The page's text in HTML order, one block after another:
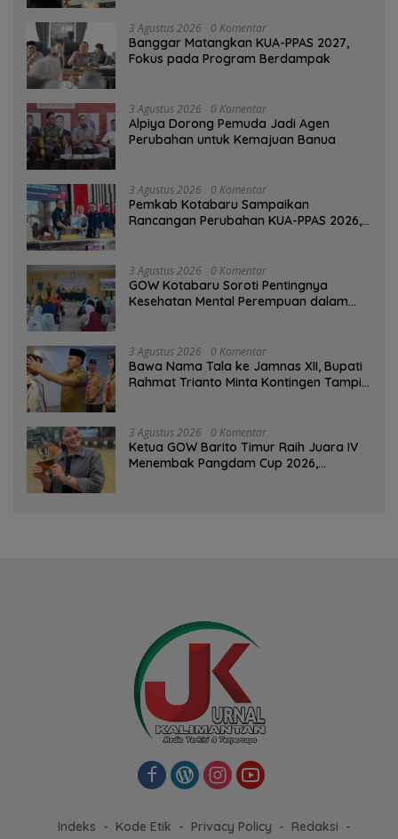
3 Agustus 2026 0 Komentar
‎Banggar Matangkan KUA-PPAS 2027,
Fokus pada Program Berdampak
3 Agustus 2026 0 Komentar
‎Alpiya Dorong Pemuda Jadi Agen
Perubahan untuk Kemajuan Banua ‎
3 Agustus 2026 0 Komentar
Pemkab Kotabaru Sampaikan
Rancangan Perubahan KUA-PPAS 2026,
3 Agustus 2026 0 Komentar
GOW Kotabaru Soroti Pentingnya
Kesehatan Mental Perempuan dalam
3 Agustus 2026 0 Komentar
Bawa Nama Tala ke Jamnas XII, Bupati
Rahmat Trianto Minta Kontingen Tampil
3 Agustus 2026 0 Komentar
Ketua GOW Barito Timur Raih Juara IV
Menembak Pangdam Cup 2026,
Indeks Kode Etik Privacy Policy
Redaksi